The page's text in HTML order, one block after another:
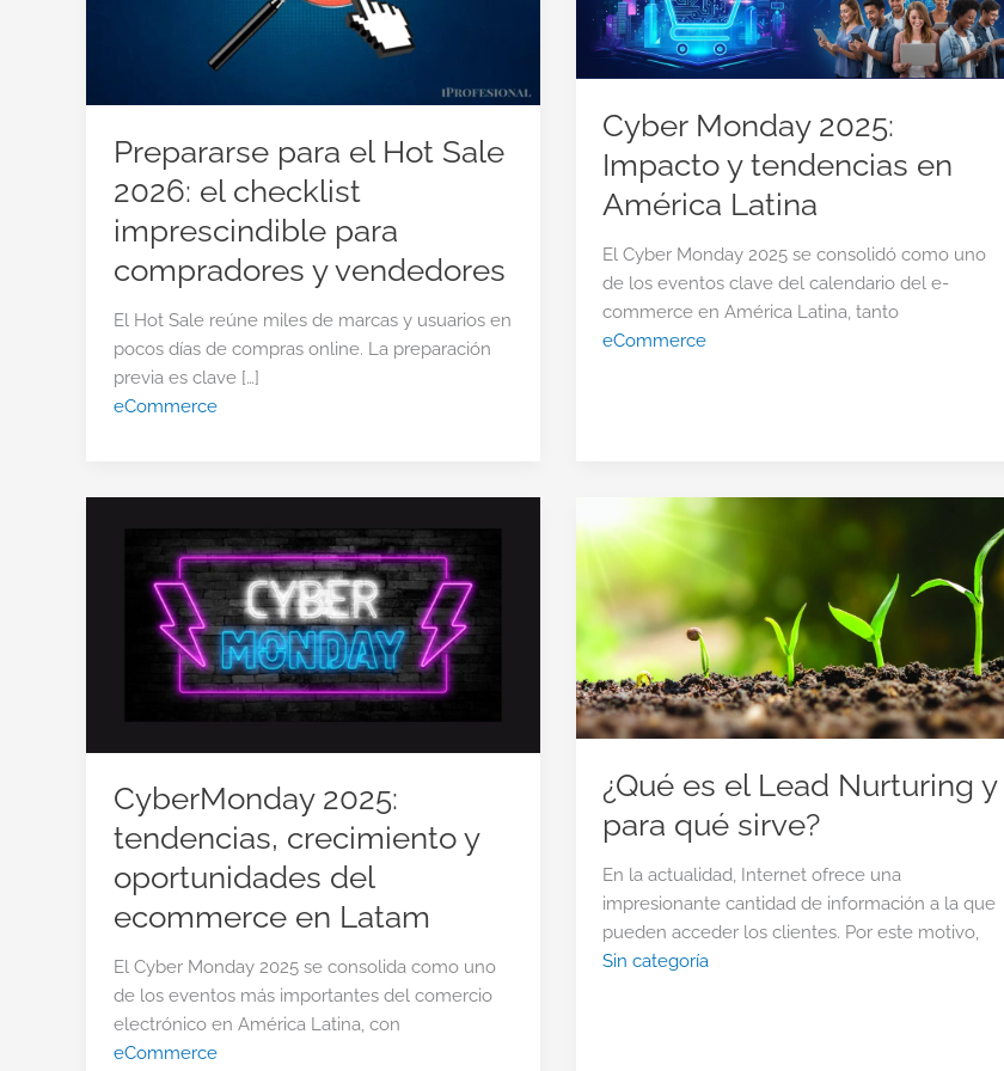
Prepararse para el Hot Sale
2026: el checklist
imprescindible para
compradores y vendedores
El Hot Sale reúne miles de marcas y usuarios en
pocos días de compras online. La preparación
previa es clave […]
eCommerce
Cyber Monday 2025:
Impacto y tendencias en
América Latina
El Cyber Monday 2025 se consolidó como uno
de los eventos clave del calendario del e-
commerce en América Latina, tanto
eCommerce
CyberMonday 2025:
tendencias, crecimiento y
oportunidades del
ecommerce en Latam
El Cyber Monday 2025 se consolida como uno
de los eventos más importantes del comercio
electrónico en América Latina, con
eCommerce
¿Qué es el Lead Nurturing y
para qué sirve?
En la actualidad, Internet ofrece una
impresionante cantidad de información a la que
pueden acceder los clientes. Por este motivo,
Sin categoría